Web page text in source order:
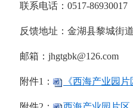
联系电话：0517-86930017
反馈地址：金湖县黎城街
邮箱：jhgtgbk@126.com
附件1： 《西海产业园